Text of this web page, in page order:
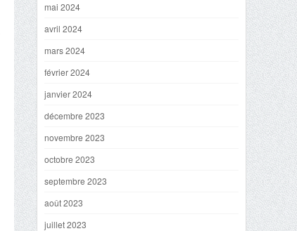
mai 2024
avril 2024
mars 2024
février 2024
janvier 2024
décembre 2023
novembre 2023
octobre 2023
septembre 2023
août 2023
juillet 2023